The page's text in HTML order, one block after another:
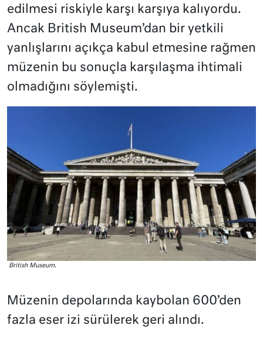
edilmesi riskiyle karşı karşıya kalıyordu.
Ancak British Museum’dan bir yetkili
yanlışlarını açıkça kabul etmesine rağmen
müzenin bu sonuçla karşılaşma ihtimali
olmadığını söylemişti.
British Museum.
Müzenin depolarında kaybolan 600’den
fazla eser izi sürülerek geri alındı.